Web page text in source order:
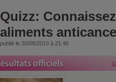
Quizz:
aliments
publié le 30/08/2010 à 21:46